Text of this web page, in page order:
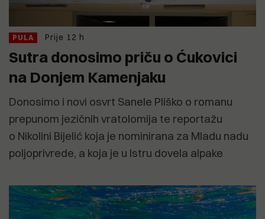
PULA Prije 12 h
Sutra donosimo priču o Ćukovici
na Donjem Kamenjaku
Donosimo i novi osvrt Sanele Pliško o romanu
prepunom jezičnih vratolomija te reportažu
o Nikolini Bijelić koja je nominirana za Mladu nadu
poljoprivrede, a koja je u Istru dovela alpake